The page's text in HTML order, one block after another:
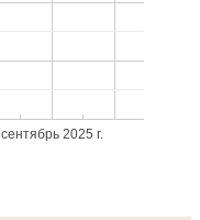
сентябрь 2025 г.